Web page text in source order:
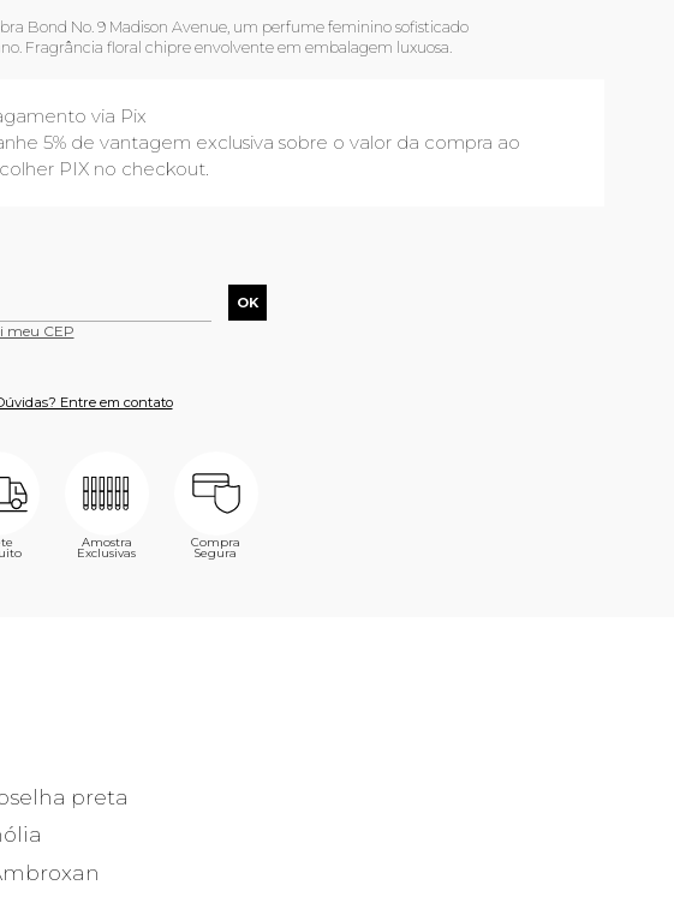
Bond No. 9 Madison Avenue, um perfume feminino sofisticado
Fragrância floral chipre envolvente em embalagem luxuosa.
via Pix
5% de vantagem exclusiva sobre o valor da compra ao
PIX no checkout.
meu CEP
Entre em contato
Amostra
Exclusivas
Compra
Segura
preta